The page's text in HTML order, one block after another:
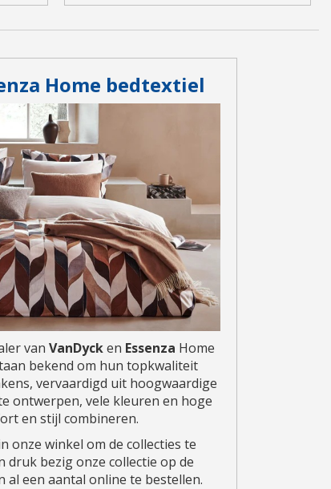
Home bedtextiel
van VanDycken Essenza Home
bekend om hun topkwaliteit
vervaardigd uit hoogwaardige
ontwerpen, vele kleuren en hoge
en stijl combineren.
onze winkel om de collecties te
druk bezig onze collectie op de
al een aantal online te bestellen.